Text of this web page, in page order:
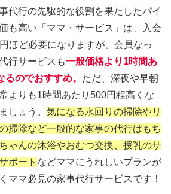
代行の先駆的な役割を果たしたパイ
も高い「ママ・サービス」は、入会
ほど必要になりますが、会員なっ
行サービスも一般価格より1時間あ
のでおすすめ。 ただ、深夜や早朝
よりも1時間あたり500円程高くな
しょう。 気になる水回りの掃除やリ
掃除など一般的な家事の代行はもち
ゃんの沐浴やおむつ交換、授乳のサ
ポート などママにうれしいプランが
ママ必見の家事代行サービスです！